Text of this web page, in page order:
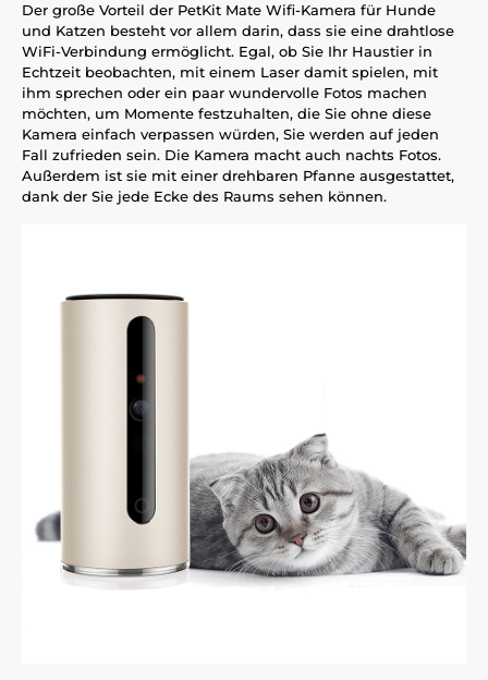
Der große Vorteil der PetKit Mate Wifi-Kamera für Hunde
und Katzen besteht vor allem darin, dass sie eine drahtlose
WiFi-Verbindung ermöglicht. Egal, ob Sie Ihr Haustier in
Echtzeit beobachten, mit einem Laser damit spielen, mit
ihm sprechen oder ein paar wundervolle Fotos machen
möchten, um Momente festzuhalten, die Sie ohne diese
Kamera einfach verpassen würden, Sie werden auf jeden
Fall zufrieden sein. Die Kamera macht auch nachts Fotos.
Außerdem ist sie mit einer drehbaren Pfanne ausgestattet,
dank der Sie jede Ecke des Raums sehen können.